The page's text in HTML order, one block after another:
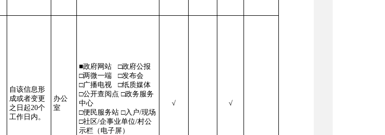
自该信息形
成或者变更
之日起20个
工作日内。
办公
室
■政府网站 □政府公报
□两微一端 □发布会
□广播电视 □纸质媒体
□公开查阅点 □政务服务
中心
□便民服务站 □入户/现场
□社区/企事业单位/村公
示栏（电子屏）
√ √